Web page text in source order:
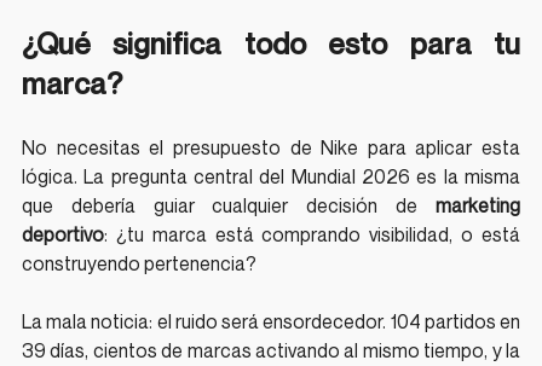
¿Qué significa todo esto para tu
marca?
No necesitas el presupuesto de Nike para aplicar esta
lógica. La pregunta central del Mundial 2026 es la misma
que debería guiar cualquier decisión de marketing
deportivo: ¿tu marca está comprando visibilidad, o está
construyendo pertenencia?
La mala noticia: el ruido será ensordecedor. 104 partidos en
39 días, cientos de marcas activando al mismo tiempo, y la